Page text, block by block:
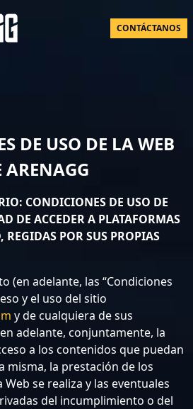
CONTÁCTANOS
DE USO DE LA WEB
ARENAGG
CONDICIONES DE USO DE
DE ACCEDER A PLATAFORMAS
POR SUS PROPIAS
(en adelante, las “Condiciones
y el uso del sitio
y de cualquiera de sus
adelante, conjuntamente, la
a los contenidos que puedan
misma, la prestación de los
se realiza y las eventuales
del incumplimiento o del